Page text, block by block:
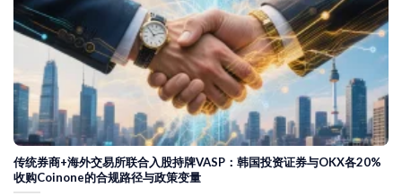
传统券商+海外交易所联合入股持牌VASP：韩国投资证券与OKX各20%
收购Coinone的合规路径与政策变量